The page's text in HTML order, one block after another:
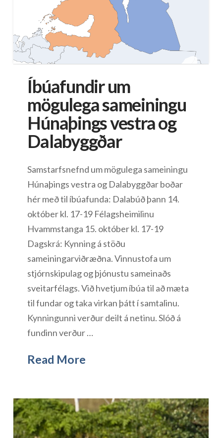
Íbúafundir um
mögulega sameiningu
Húnaþings vestra og
Dalabyggðar
Samstarfsnefnd um mögulega sameiningu
Húnaþings vestra og Dalabyggðar boðar
hér með til íbúafunda: Dalabúð þann 14.
október kl. 17-19 Félagsheimilinu
Hvammstanga 15. október kl. 17-19
Dagskrá: Kynning á stöðu
sameiningarviðræðna. Vinnustofa um
stjórnskipulag og þjónustu sameinaðs
sveitarfélags. Við hvetjum íbúa til að mæta
til fundar og taka virkan þátt í samtalinu.
Kynningunni verður deilt á netinu. Slóð á
fundinn verður …
Read More